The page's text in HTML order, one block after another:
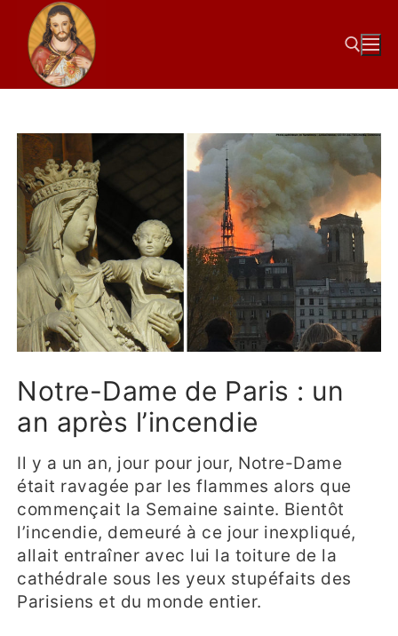
Notre-Dame de Paris : un
an après l’incendie
Il y a un an, jour pour jour, Notre-Dame
était ravagée par les flammes alors que
commençait la Semaine sainte. Bientôt
l’incendie, demeuré à ce jour inexpliqué,
allait entraîner avec lui la toiture de la
cathédrale sous les yeux stupéfaits des
Parisiens et du monde entier.